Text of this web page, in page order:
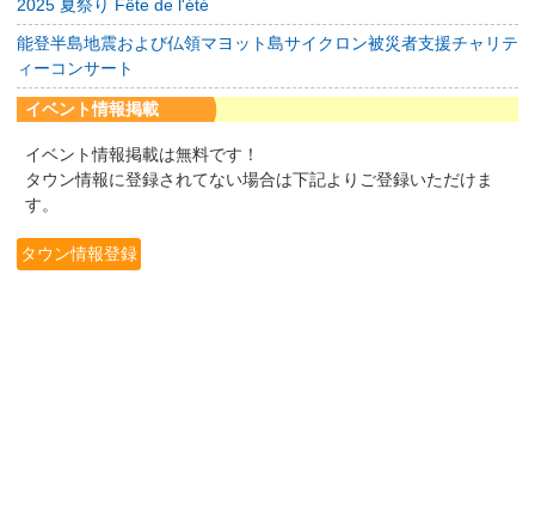
2025 夏祭り Fête de l'été
能登半島地震および仏領マヨット島サイクロン被災者支援チャリテ
ィーコンサート
イベント情報掲載
イベント情報掲載は無料です！
タウン情報に登録されてない場合は下記よりご登録いただけま
す。
タウン情報登録